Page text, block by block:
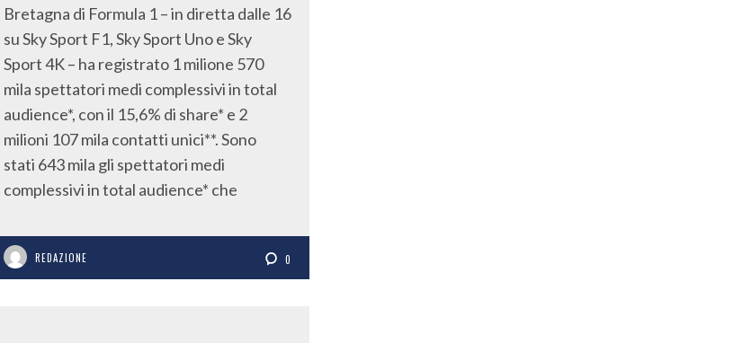
Bretagna di Formula 1 – in diretta dalle 16
su Sky Sport F1, Sky Sport Uno e Sky
Sport 4K – ha registrato 1 milione 570
mila spettatori medi complessivi in total
audience*, con il 15,6% di share* e 2
milioni 107 mila contatti unici**. Sono
stati 643 mila gli spettatori medi
complessivi in total audience* che
REDAZIONE 0